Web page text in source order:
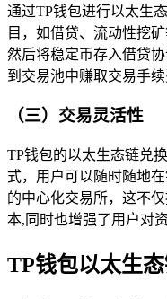
通过TP钱包进行以太生
目，如借贷、流动性挖
然后将稳定币存入借贷
到交易池中赚取交易手续
（三）交易灵活性
TP钱包的以太生态链兑
式，用户可以随时随地
的中心化交易所，这不
本,同时也增强了用户对
TP钱包以太生